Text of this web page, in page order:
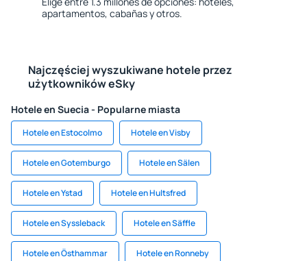
apartamentos, cabañas y otros.
Najczęściej wyszukiwane hotele przez
użytkowników eSky
Hotele en Suecia - Popularne miasta
Hotele en Estocolmo Hotele en Visby
Hotele en Gotemburgo Hotele en Sälen
Hotele en Ystad Hotele en Hultsfred
Hotele en Syssleback Hotele en Säffle
Hotele en Östhammar Hotele en Ronneby